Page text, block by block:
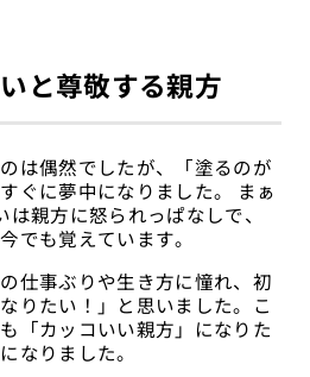
と尊敬する親方
は偶然でしたが、「塗るのが
ぐに夢中になりました。 まぁ
親方に怒られっぱなしで、
でも覚えています。
仕事ぶりや生き方に憧れ、初
りたい！」と思いました。こ
「カッコいい親方」になりた
なりました。